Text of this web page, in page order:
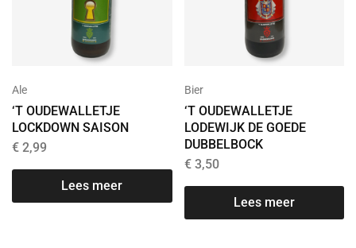
Ale
‘T OUDEWALLETJE
LOCKDOWN SAISON
€ 2,99
Lees meer
Bier
‘T OUDEWALLETJE
LODEWIJK DE GOEDE
DUBBELBOCK
€3,50
Lees meer